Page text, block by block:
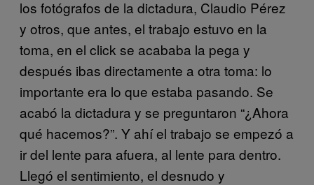
los fotógrafos de la dictadura, Claudio Pérez
y otros, que antes, el trabajo estuvo en la
toma, en el click se acababa la pega y
después ibas directamente a otra toma: lo
importante era lo que estaba pasando. Se
acabó la dictadura y se preguntaron “¿Ahora
qué hacemos?”. Y ahí el trabajo se empezó a
ir del lente para afuera, al lente para dentro.
Llegó el sentimiento, el desnudo y